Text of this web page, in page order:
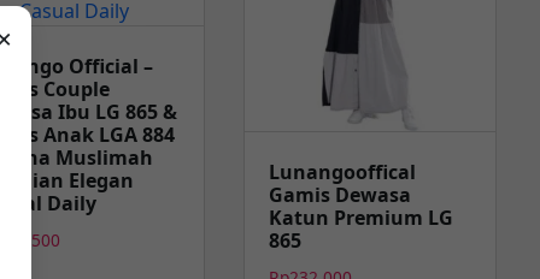
Official –
Couple
Ibu LG 865 &
Anak LGA 884
Muslimah
Elegan
Daily
481.500
Lunangooffical
Gamis Dewasa
Katun Premium LG
865